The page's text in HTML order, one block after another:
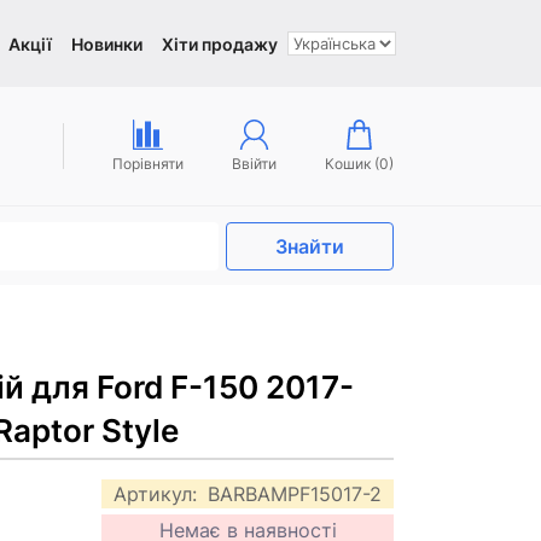
Акції Новинки Хіти продажу
Порівняти Ввійти Кошик (0)
Знайти
для Ford F-150 2017-
Style
Артикул: BARBAMPF15017-2
Немає в наявності